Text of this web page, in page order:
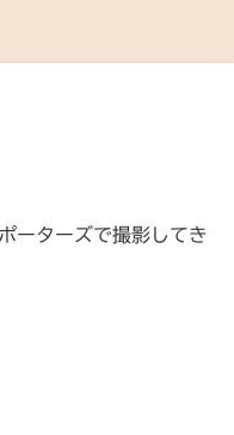
ーターズで撮影してき